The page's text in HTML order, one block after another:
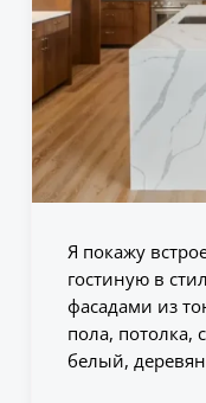
Я покажу
гостиную в
фасадами из
пола, потолка,
белый,